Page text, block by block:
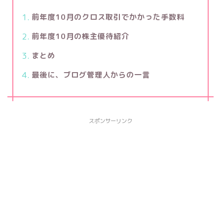
前年度10月のクロス取引でかかった手数料
前年度10月の株主優待紹介
まとめ
最後に、ブログ管理人からの一言
スポンサーリンク